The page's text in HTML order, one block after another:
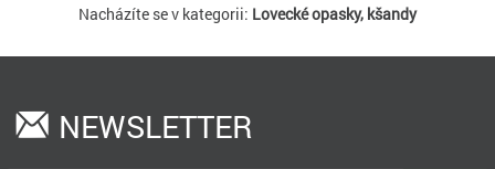
Nacházíte se v kategorii: Lovecké opasky, kšandy
NEWSLETTER